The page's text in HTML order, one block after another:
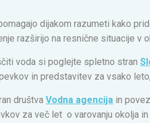
dijakom razumeti kako
razširijo na resnične situacije v
voda si poglejte spletno stran
in predstavitev za vsako
društva Vodna agencija in
za več let o varovanju okolja in